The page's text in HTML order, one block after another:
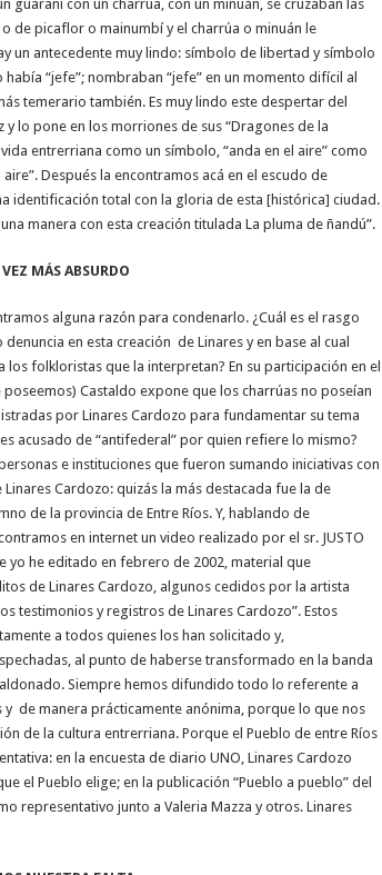
guaraní con un charrúa, con un minuán, se cruzaban las
de picaflor o mainumbí y el charrúa o minuán le
un antecedente muy lindo: símbolo de libertad y símbolo
“jefe”; nombraban “jefe” en un momento difícil al
temerario también. Es muy lindo este despertar del
lo pone en los morriones de sus “Dragones de la
entrerriana como un símbolo, “anda en el aire” como
Después la encontramos acá en el escudo de
identificación total con la gloria de esta [histórica] ciudad.
manera con esta creación titulada La pluma de ñandú”.
ABSURDO
alguna razón para condenarlo. ¿Cuál es el rasgo
en esta creación de Linares y en base al cual
los folkloristas que la interpretan? En su participación en el
Castaldo expone que los charrúas no poseían
por Linares Cardozo para fundamentar su tema
acusado de “antifederal” por quien refiere lo mismo?
e instituciones que fueron sumando iniciativas con
Cardozo: quizás la más destacada fue la de
de la provincia de Entre Ríos. Y, hablando de
en internet un video realizado por el sr. JUSTO
yo he editado en febrero de 2002, material que
de Linares Cardozo, algunos cedidos por la artista
testimonios y registros de Linares Cardozo”. Estos
a todos quienes los han solicitado y,
al punto de haberse transformado en la banda
Siempre hemos difundido todo lo referente a
de manera prácticamente anónima, porque lo que nos
de la cultura entrerriana. Porque el Pueblo de entre Ríos
en la encuesta de diario UNO, Linares Cardozo
el Pueblo elige; en la publicación “Pueblo a pueblo” del
representativo junto a Valeria Mazza y otros. Linares